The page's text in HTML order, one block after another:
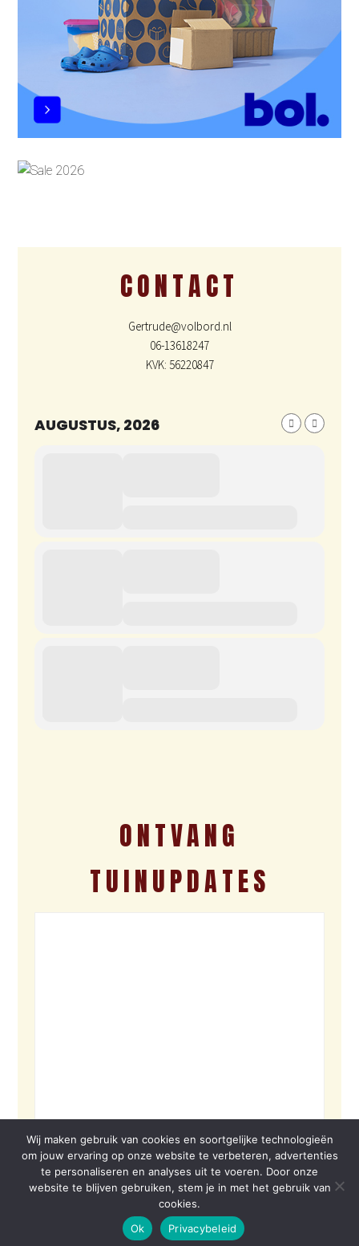
CONTACT
Gertrude@volbord.nl
06-13618247
KVK: 56220847
AUGUSTUS, 2026
ONTVANG
TUINUPDATES
© 2026 VOLBORD | SITE BY VOLBORD
Wij maken gebruik van cookies en soortgelijke technologieën
om jouw ervaring op onze website te verbeteren, advertenties
te personaliseren en analyses uit te voeren. Door onze
website te blijven gebruiken, stem je in met het gebruik van
cookies.
Ok
Privacybeleid